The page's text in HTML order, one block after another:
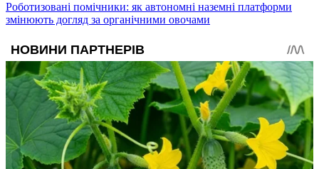
Роботизовані помічники: як автономні наземні платформи
змінюють догляд за органічними овочами